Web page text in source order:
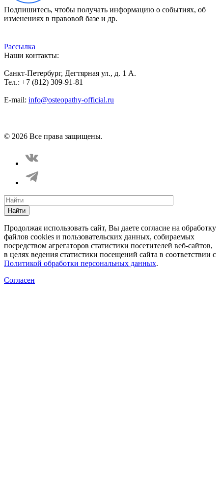
Подпишитесь, чтобы получать информацию о событиях, об
изменениях в правовой базе и др.
Рассылка
Наши контакты:
Санкт-Петербург, Дегтярная ул., д. 1 А.
Тел.: +7 (812) 309-91-81
E-mail: info@osteopathy-official.ru
© 2026 Все права защищены.
Найти
Продолжая использовать сайт, Вы даете согласие на обработку
файлов cookies и пользовательских данных, собираемых
посредством агрегаторов статистики посетителей веб-сайтов,
в целях ведения статистики посещений сайта в соответствии с
Политикой обработки персональных данных.
Согласен